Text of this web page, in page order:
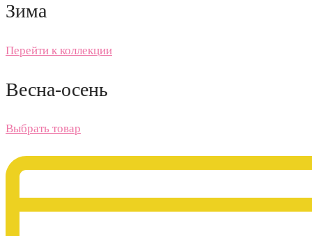
Зима
Перейти к коллекции
Весна-осень
Выбрать товар